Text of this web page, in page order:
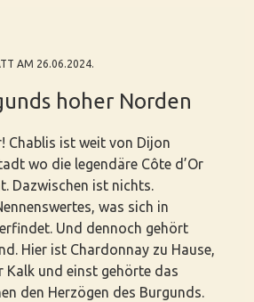
AM 26.06.2024.
hoher Norden
Chablis ist weit von Dijon
wo die legendäre Côte d’Or
Dazwischen ist nichts.
was sich in
Und dennoch gehört
Hier ist Chardonnay zu Hause,
Kalk und einst gehörte das
den Herzögen des Burgunds.